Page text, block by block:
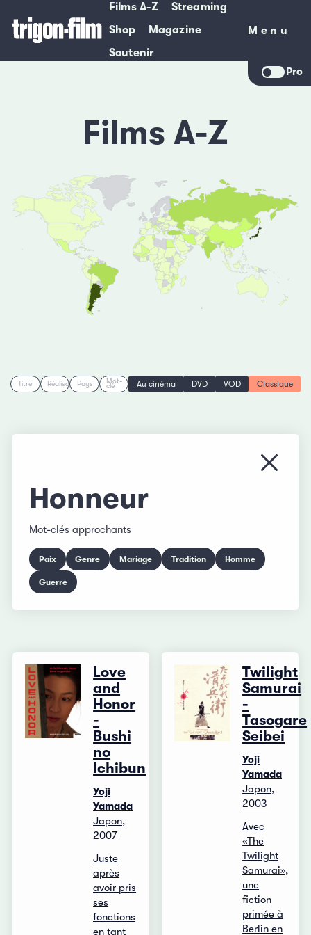
Films A-Z
Streaming
Shop
Magazine
Soutenir
Menu
Menu
Pro
Films A-Z
Titre RéalisationPays Mot-
clé Au cinéma DVD VOD Classique
Honneur
Mot-clés approchants
Paix Genre Mariage Tradition Homme
Guerre
Love
and
Honor
-
Bushi
no
Ichibun
Yoji
Yamada
Japon,
2007
Juste
après
avoir pris
ses
fonctions
en tant
Twilight
Samurai
-
Tasogare
Seibei
Yoji
Yamada
Japon,
2003
Avec
«The
Twilight
Samurai»,
une
fiction
primée à
Berlin en